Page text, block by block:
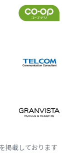
掲載しております